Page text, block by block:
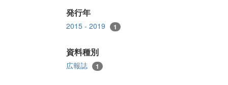
発行年
2015 - 2019 1
資料種別
広報誌 1